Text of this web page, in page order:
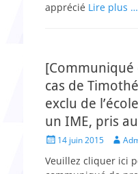
apprécié Lire plus …
[Communiqué
cas de
exclu de
un IME, pris
Posted14 juin 2015 Author
Veuillez cliquer ici